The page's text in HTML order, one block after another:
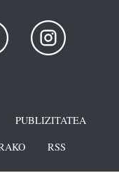
PUBLIZITATEA
RSS